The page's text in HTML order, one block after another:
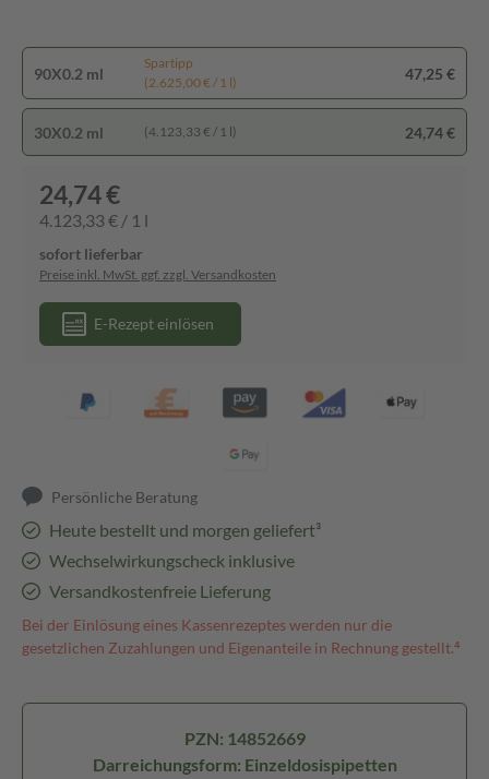
90X0.2 ml
Spartipp
(2.625,00 € / 1 l)
47,25 €
30X0.2 ml (4.123,33 € / 1 l) 24,74 €
24,74 €
4.123,33 € / 1 l
sofort lieferbar
Preise inkl. MwSt. ggf. zzgl. Versandkosten
E-Rezept einlösen
Persönliche Beratung
Heute bestellt und morgen geliefert³
Wechselwirkungscheck inklusive
Versandkostenfreie Lieferung
Bei der Einlösung eines Kassenrezeptes werden nur die
gesetzlichen Zuzahlungen und Eigenanteile in Rechnung gestellt.⁴
PZN: 14852669
Darreichungsform: Einzeldosispipetten